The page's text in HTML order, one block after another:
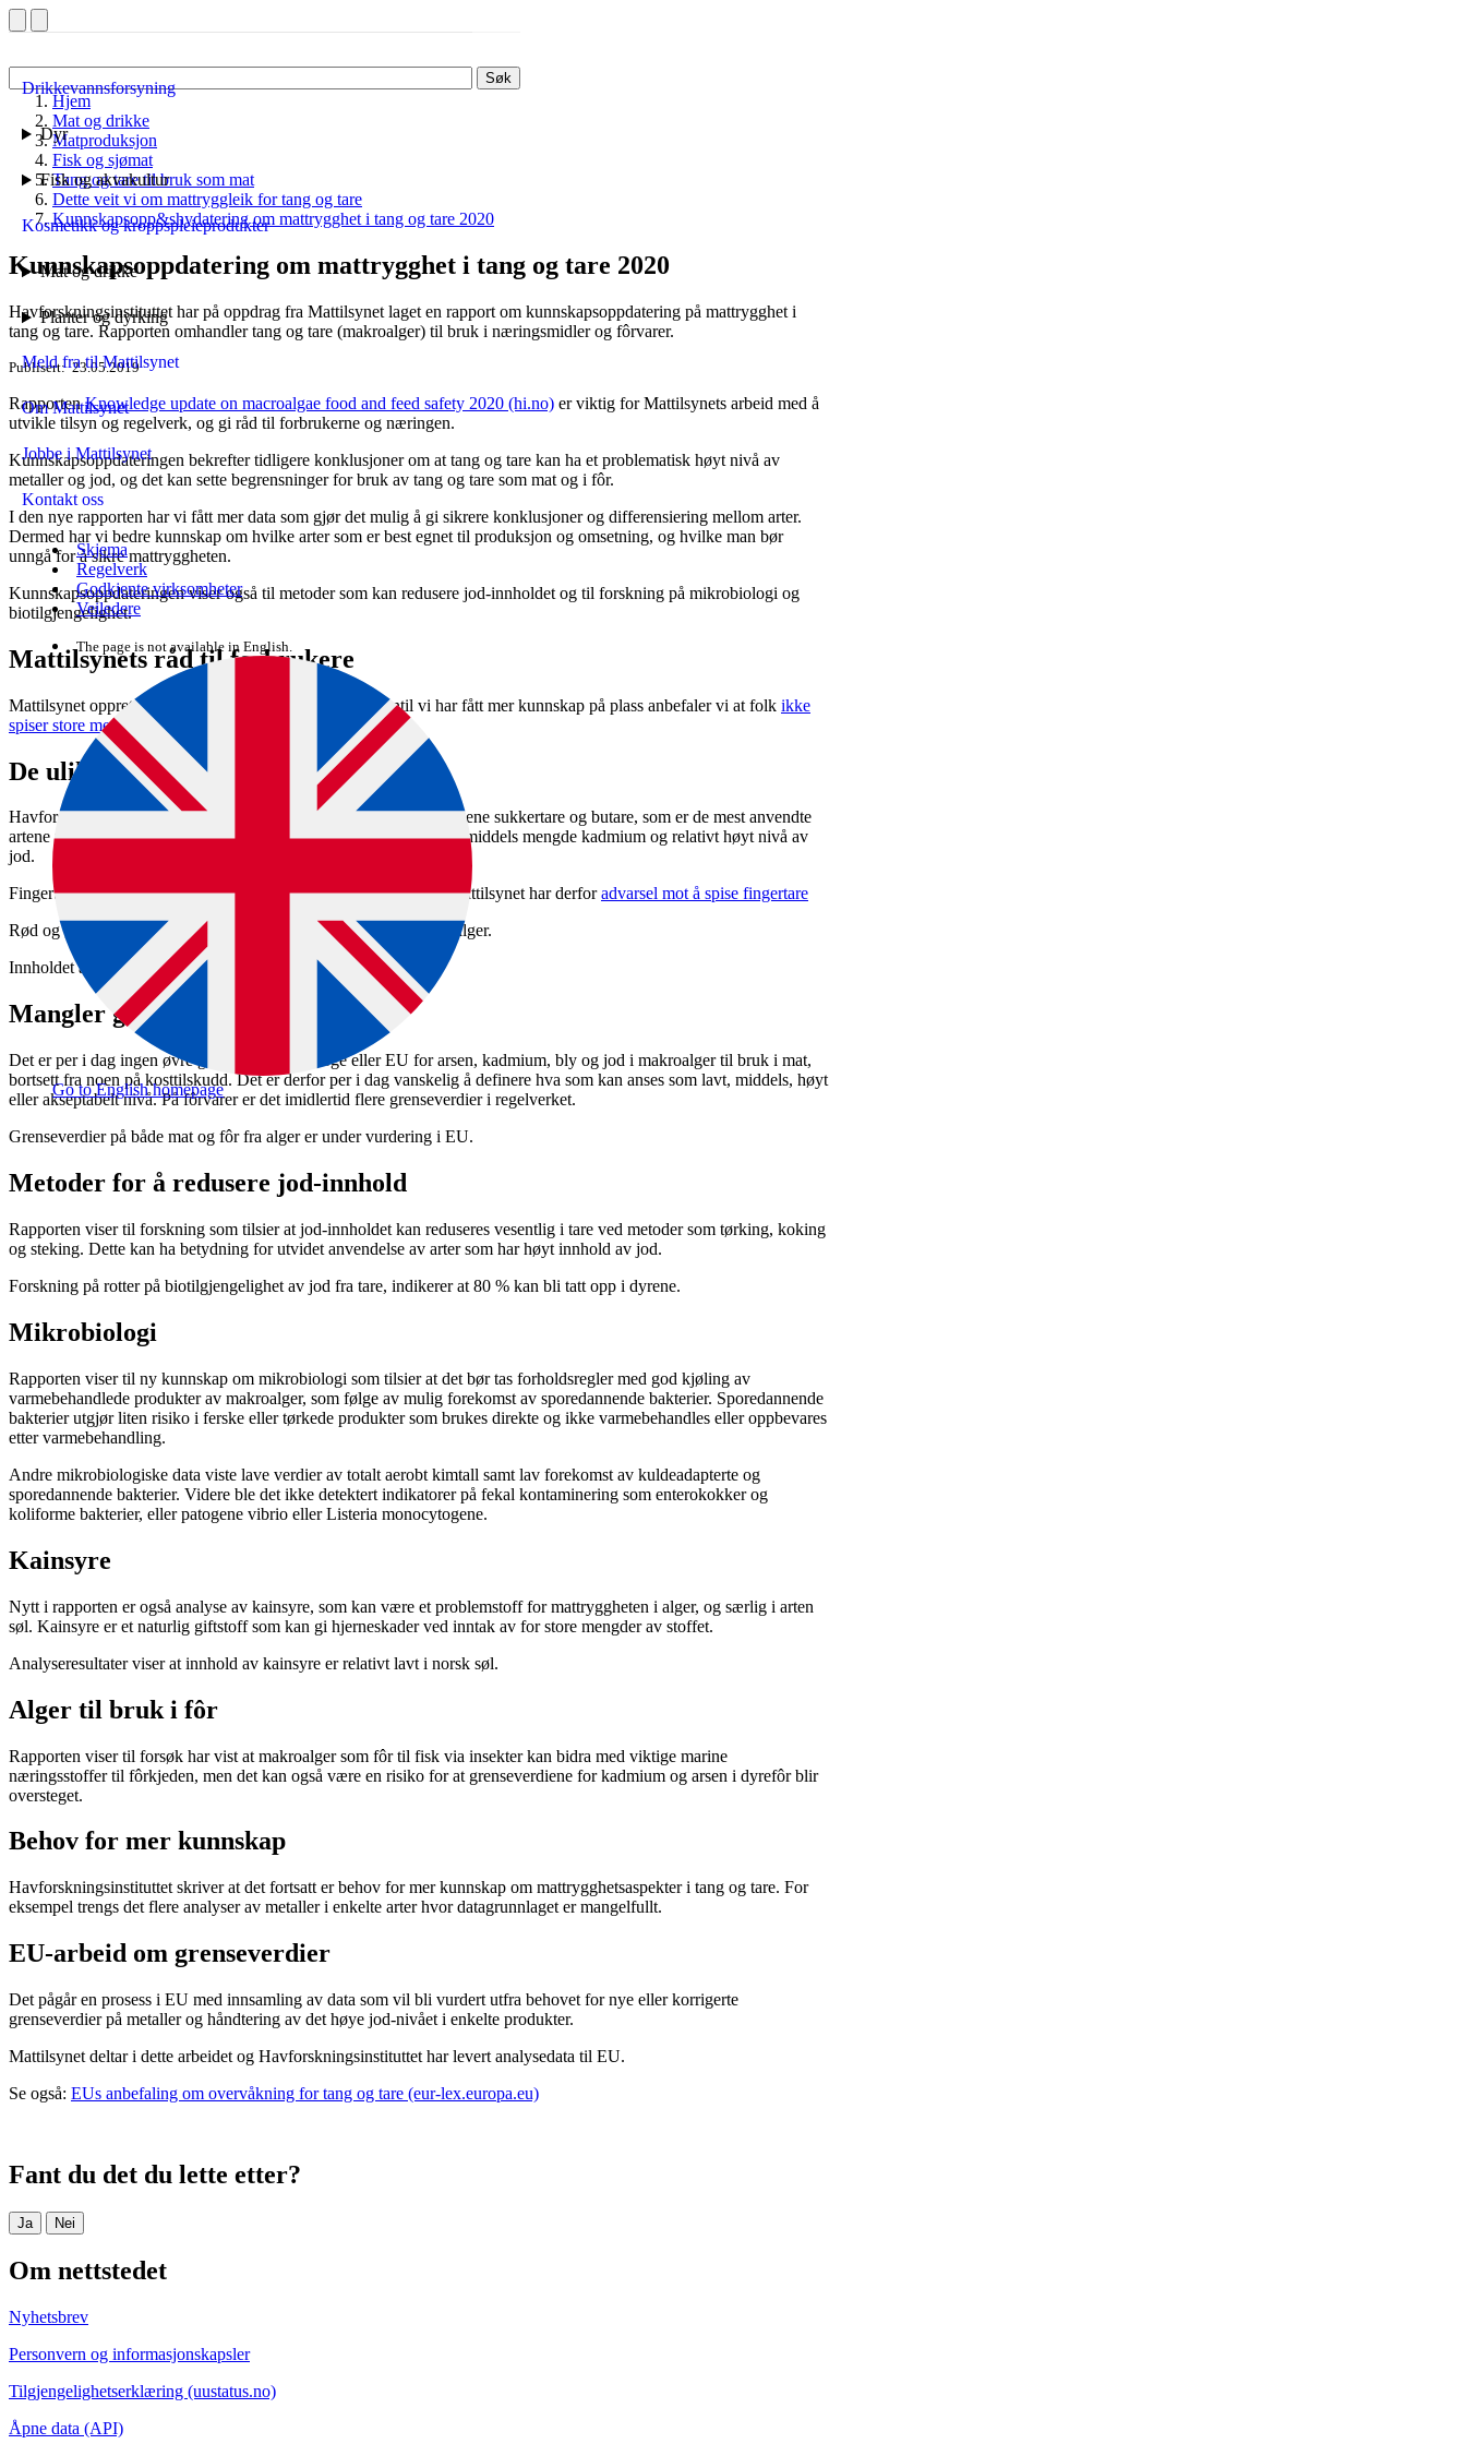
Søk
Drikkevannsforsyning
Dyr
Fisk og akvakultur
Kosmetikk og kroppspleieprodukter
Mat og drikke
Planter og dyrking
Meld fra til Mattilsynet
Om Mattilsynet
Jobbe i Mattilsynet
Kontakt oss
Skjema
Regelverk
Godkjente virksomheter
Veiledere
The page is not available in English.
Go to English homepage
Hjem
Mat og drikke
Matproduksjon
Fisk og sjømat
Tang og tare til bruk som mat
Dette veit vi om mattryggleik for tang og tare
Kunnskapsopp&shydatering om mattrygghet i tang og tare 2020
Kunnskaps­oppdatering om mattrygghet i tang og tare 2020
Havforskningsinstituttet har på oppdrag fra Mattilsynet laget en rapport om kunnskapsoppdatering på mattrygghet i
tang og tare. Rapporten omhandler tang og tare (makroalger) til bruk i næringsmidler og fôrvarer.
Publisert 23.05.2019
RapportenKnowledge update on macroalgae food and feed safety 2020 (hi.no) er viktig for Mattilsynets arbeid med å
utvikle tilsyn og regelverk, og gi råd til forbrukerne og næringen.
Kunnskapsoppdateringen bekrefter tidligere konklusjoner om at tang og tare kan ha et problematisk høyt nivå av
metaller og jod, og det kan sette begrensninger for bruk av tang og tare som mat og i fôr.
I den nye rapporten har vi fått mer data som gjør det mulig å gi sikrere konklusjoner og differensiering mellom arter.
Dermed har vi bedre kunnskap om hvilke arter som er best egnet til produksjon og omsetning, og hvilke man bør
unngå for å sikre mattryggheten.
Kunnskapsoppdateringen viser også til metoder som kan redusere jod-innholdet og til forskning på mikrobiologi og
biotilgjengelighet.
Mattilsynets råd til forbrukere
Mattilsynet opprettholder rådet til befolkningen om at inntil vi har fått mer kunnskap på plass anbefaler vi at folk ikke
spiser store mengder med tang og tare
De ulike artene har svært ulikt innhold
Havforskningsinstituttets kunnskapsoppdatering viser til at brunalgene sukkertare og butare, som er de mest anvendte
artene i akvakulturproduksjon i Norge, har lite uorganisk arsen og middels mengde kadmium og relativt høyt nivå av
jod.
Fingertare kan ha et problematisk høyt nivå av uorganisk arsen. Mattilsynet har derforadvarsel mot å spise fingertare
Rød og grønn-alger har generelt mye lavere nivå av jod enn brunalger.
Innholdet av bly og kvikksølv er generelt lavt.
Mangler grenseverdier
Det er per i dag ingen øvre grenseverdier i Norge eller EU for arsen, kadmium, bly og jod i makroalger til bruk i mat,
bortsett fra noen på kosttilskudd. Det er derfor per i dag vanskelig å definere hva som kan anses som lavt, middels, høyt
eller akseptabelt nivå. På fôrvarer er det imidlertid flere grenseverdier i regelverket.
Grenseverdier på både mat og fôr fra alger er under vurdering i EU.
Metoder for å redusere jod-innhold
Rapporten viser til forskning som tilsier at jod-innholdet kan reduseres vesentlig i tare ved metoder som tørking, koking
og steking. Dette kan ha betydning for utvidet anvendelse av arter som har høyt innhold av jod.
Forskning på rotter på biotilgjengelighet av jod fra tare, indikerer at 80 % kan bli tatt opp i dyrene.
Mikrobiologi
Rapporten viser til ny kunnskap om mikrobiologi som tilsier at det bør tas forholdsregler med god kjøling av
varmebehandlede produkter av makroalger, som følge av mulig forekomst av sporedannende bakterier. Sporedannende
bakterier utgjør liten risiko i ferske eller tørkede produkter som brukes direkte og ikke varmebehandles eller oppbevares
etter varmebehandling.
Andre mikrobiologiske data viste lave verdier av totalt aerobt kimtall samt lav forekomst av kuldeadapterte og
sporedannende bakterier. Videre ble det ikke detektert indikatorer på fekal kontaminering som enterokokker og
koliforme bakterier, eller patogene vibrio eller Listeria monocytogene.
Kainsyre
Nytt i rapporten er også analyse av kainsyre, som kan være et problemstoff for mattryggheten i alger, og særlig i arten
søl. Kainsyre er et naturlig giftstoff som kan gi hjerneskader ved inntak av for store mengder av stoffet.
Analyseresultater viser at innhold av kainsyre er relativt lavt i norsk søl.
Alger til bruk i fôr
Rapporten viser til forsøk har vist at makroalger som fôr til fisk via insekter kan bidra med viktige marine
næringsstoffer til fôrkjeden, men det kan også være en risiko for at grenseverdiene for kadmium og arsen i dyrefôr blir
oversteget.
Behov for mer kunnskap
Havforskningsinstituttet skriver at det fortsatt er behov for mer kunnskap om mattrygghetsaspekter i tang og tare. For
eksempel trengs det flere analyser av metaller i enkelte arter hvor datagrunnlaget er mangelfullt.
EU-arbeid om grenseverdier
Det pågår en prosess i EU med innsamling av data som vil bli vurdert utfra behovet for nye eller korrigerte
grenseverdier på metaller og håndtering av det høye jod-nivået i enkelte produkter.
Mattilsynet deltar i dette arbeidet og Havforskningsinstituttet har levert analysedata til EU.
Se også: EUs anbefaling om overvåkning for tang og tare (eur-lex.europa.eu)
Fant du det du lette etter?
Ja Nei
Om nettstedet
Nyhetsbrev
Personvern og informasjonskapsler
Tilgjengelighetserklæring (uustatus.no)
Åpne data (API)